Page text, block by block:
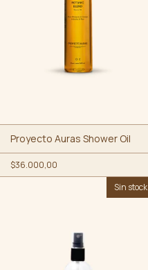
Proyecto Auras Shower Oil
$36.000,00
Sin stock